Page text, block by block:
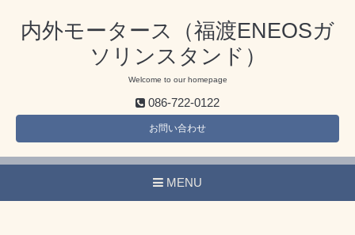
内外モータース（福渡ENEOSガ
ソリンスタンド）
Welcome to our homepage
086-722-0122
お問い合わせ
MENU